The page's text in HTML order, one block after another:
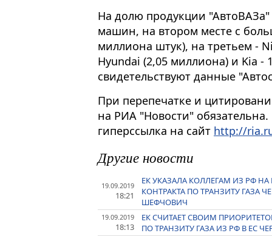
На долю продукции
машин, на втором месте с
миллиона штук), на третьем -
Hyundai (2,05 миллиона) и Kia -
свидетельствуют данные
При перепечатке и
на РИА "Новости"
гиперссылка на сайт http://
Другие новости
19.09.2019
18:21
ЕК УКАЗАЛА КОЛЛЕГАМ ИЗ РФ
КОНТРАКТА ПО ТРАНЗИТУ ГАЗА
ШЕФЧОВИЧ
19.09.2019
18:13
ЕК СЧИТАЕТ СВОИМ
ПО ТРАНЗИТУ ГАЗА ИЗ РФ В ЕС